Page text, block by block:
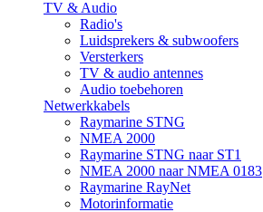
TV & Audio
Radio's
Luidsprekers & subwoofers
Versterkers
TV & audio antennes
Audio toebehoren
Netwerkkabels
Raymarine STNG
NMEA 2000
Raymarine STNG naar ST1
NMEA 2000 naar NMEA 0183
Raymarine RayNet
Motorinformatie